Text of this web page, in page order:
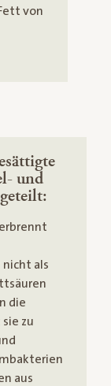
von
und
als
die
zu
aus